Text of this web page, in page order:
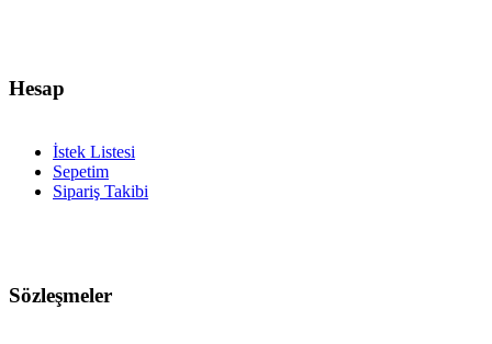
Hesap
İstek Listesi
Sepetim
Sipariş Takibi
Sözleşmeler